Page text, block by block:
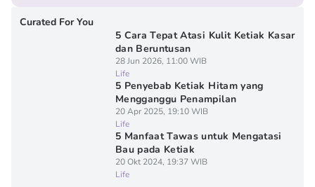
Curated For You
5 Cara Tepat Atasi Kulit Ketiak Kasar
dan Beruntusan
28 Jun 2026, 11:00 WIB
Life
5 Penyebab Ketiak Hitam yang
Mengganggu Penampilan
20 Apr 2025, 19:10 WIB
Life
5 Manfaat Tawas untuk Mengatasi
Bau pada Ketiak
20 Okt 2024, 19:37 WIB
Life